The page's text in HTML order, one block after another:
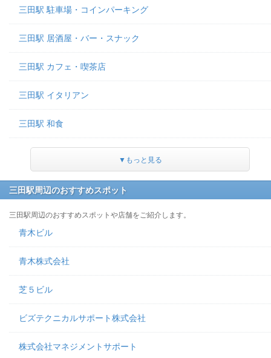
三田駅 駐車場・コインパーキング
三田駅 居酒屋・バー・スナック
三田駅 カフェ・喫茶店
三田駅 イタリアン
三田駅 和食
▼もっと見る
三田駅周辺のおすすめスポット
三田駅周辺のおすすめスポットや店舗をご紹介します。
青木ビル
青木株式会社
芝５ビル
ビズテクニカルサポート株式会社
株式会社マネジメントサポート